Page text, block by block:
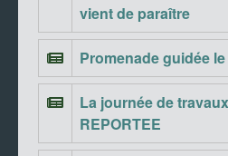
vient de paraître
Promenade guidée
La journée de
REPORTEE